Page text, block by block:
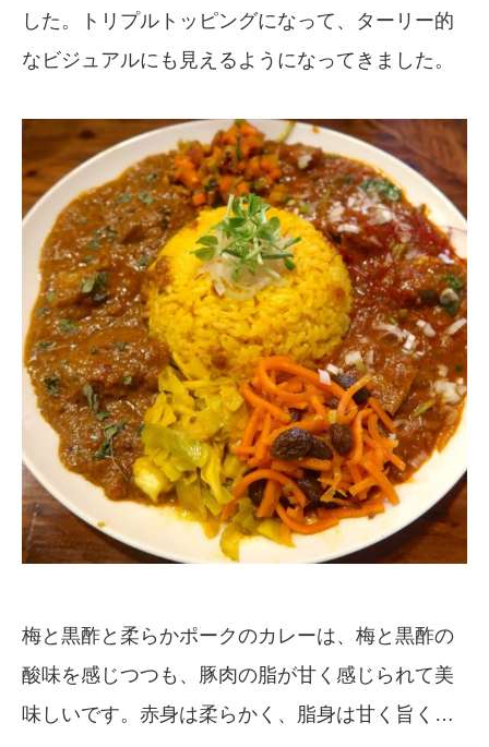
した。トリプルトッピングになって、ターリー的
なビジュアルにも見えるようになってきました。
梅と黒酢と柔らかポークのカレーは、梅と黒酢の
酸味を感じつつも、豚肉の脂が甘く感じられて美
味しいです。赤身は柔らかく、脂身は甘く旨く…